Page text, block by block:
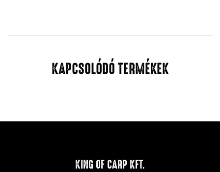
KAPCSOLÓDÓ TERMÉKEK
KING OF CARP KFT.